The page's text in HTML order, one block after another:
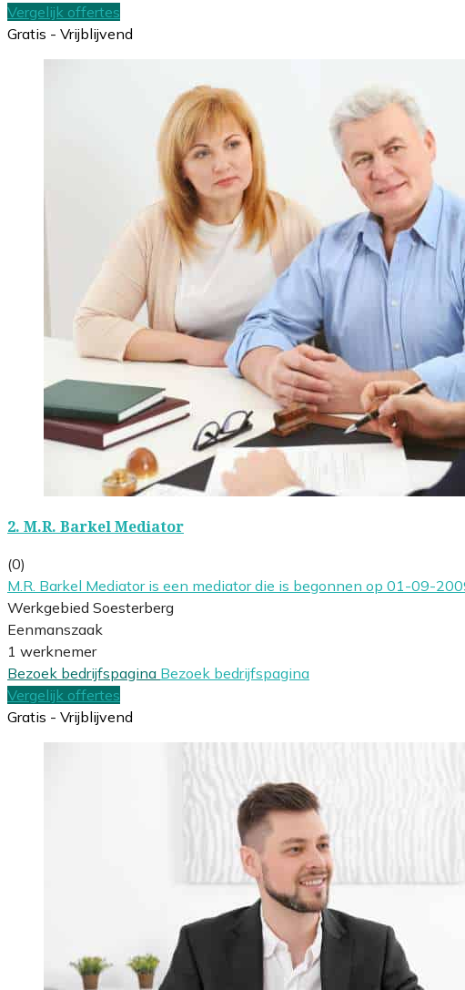
Vergelijk offertes
Gratis - Vrijblijvend
2. M.R. Barkel Mediator
(0)
M.R. Barkel Mediator is een mediator die is begonnen op 01-09-
Werkgebied Soesterberg
Eenmanszaak
1 werknemer
Bezoek bedrijfspagina Bezoek bedrijfspagina
Vergelijk offertes
Gratis - Vrijblijvend